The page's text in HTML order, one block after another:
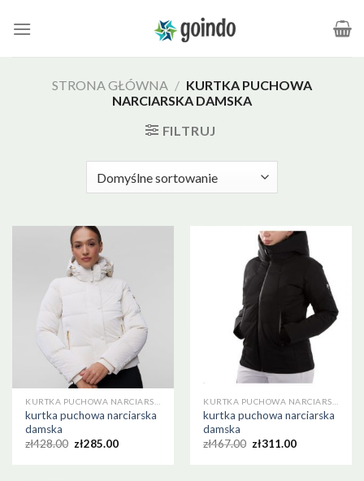
STRONA GŁÓWNA / KURTKA PUCHOWA
NARCIARSKA DAMSKA
FILTRUJ
kurtka puchowa narciarska
damska
zł428.00 zł285.00
kurtka puchowa narciarska
damska
zł467.00 zł311.00